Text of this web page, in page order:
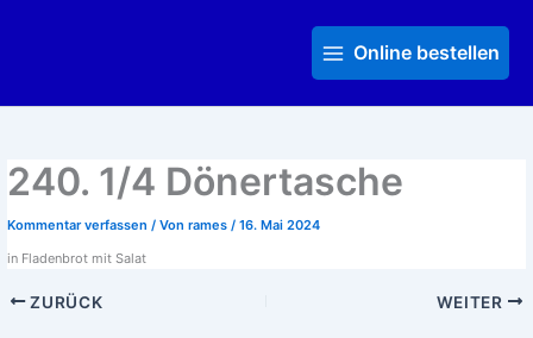
MenuOnline bestellen
240. 1/4 Dönertasche
Kommentar verfassen / Von rames / 16. Mai 2024
in Fladenbrot mit Salat
ZURÜCK WEITER